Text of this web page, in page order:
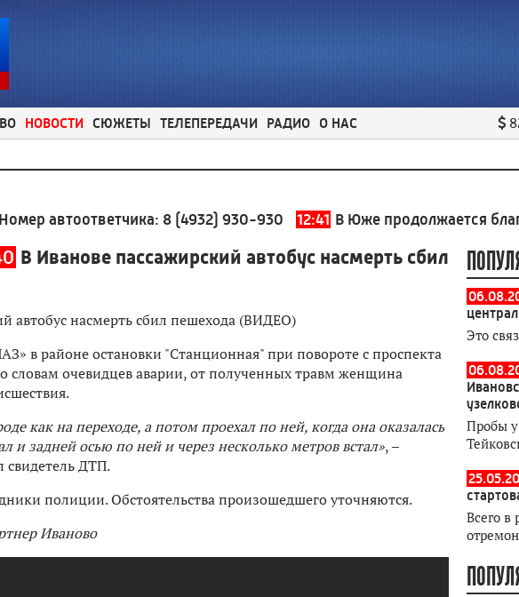
НОВОСТИ СЮЖЕТЫ ТЕЛЕПЕРЕДАЧИ РАДИО О НАС
8 (4932) 930-930 12:41 В Юже продолжается
В Иванове пассажирский автобус насмерть сбил
в районе остановки "Станционная" при повороте с проспекта
словам очевидцев аварии, от полученных травм женщина
как на переходе, а потом проехал по ней, когда она оказалась
и задней осью по ней и через несколько метров встал», –
свидетель ДТП.
полиции. Обстоятельства произошедшего уточняются.
Иваново
Это
Пробы у
Всего в